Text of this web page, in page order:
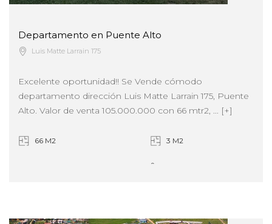
Departamento en Puente Alto
Luis Matte Larrain 175
Excelente oportunidad!! Se Vende cómodo
departamento dirección Luis Matte Larrain 175, Puente
Alto. Valor de venta 105.000.000 con 66 mtr2, ... [+]
66 M2 3 M2